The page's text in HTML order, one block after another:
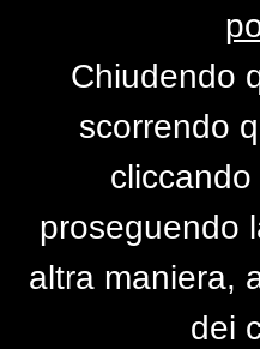
di
Chiudendo
scorrendo
proseguendo
altra maniera,
dei